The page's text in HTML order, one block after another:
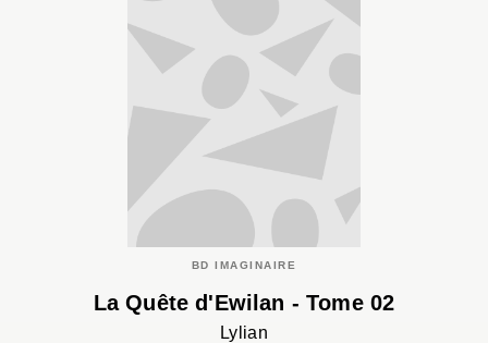
BD IMAGINAIRE
La Quête d'Ewilan - Tome 02
Lylian